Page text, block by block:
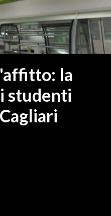
la
studenti